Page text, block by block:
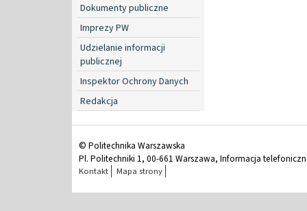
Dokumenty publiczne
Imprezy PW
Udzielanie informacji
publicznej
Inspektor Ochrony Danych
Redakcja
© Politechnika Warszawska
Pl. Politechniki 1, 00-661 Warszawa, Informacja
Kontakt Mapa strony